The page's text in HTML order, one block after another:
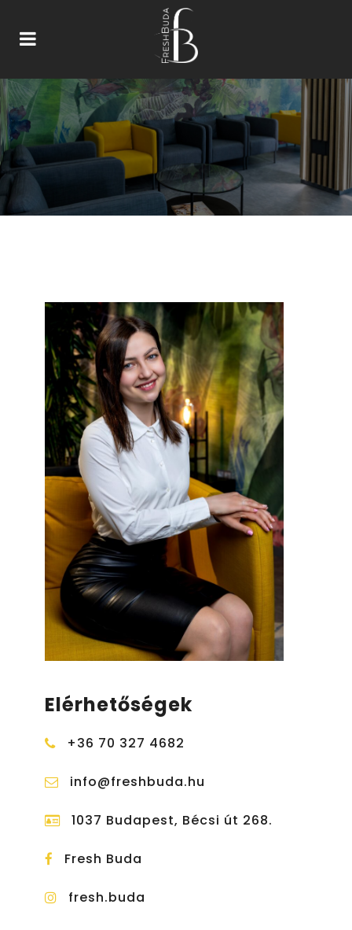
+36 70 327 4682
268.
Fresh Buda
fresh.buda